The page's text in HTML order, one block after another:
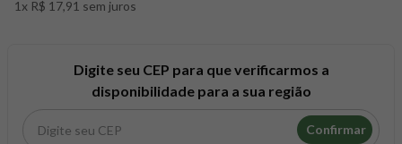
1x R$ 17,91 sem juros
Digite seu CEP para que verificarmos a
disponibilidade para a sua região
Confirmar
8º snack proteico mundo verde
creatina mundo verde